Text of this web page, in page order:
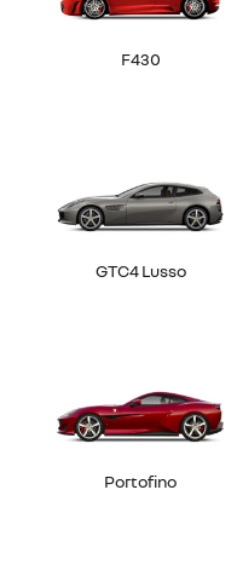
F430
GTC4 Lusso
Portofino